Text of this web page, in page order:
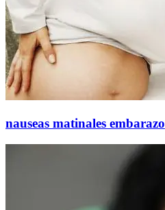
nauseas matinales embarazo